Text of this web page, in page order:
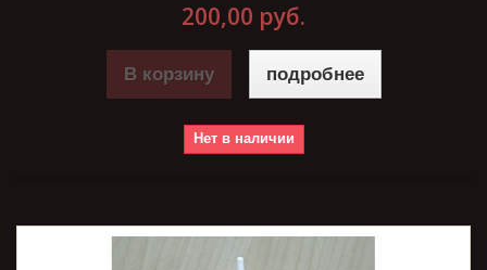
200,00 руб.
В корзину подробнее
Нет в наличии